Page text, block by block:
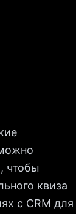
чтобы
квиза
с CRM для